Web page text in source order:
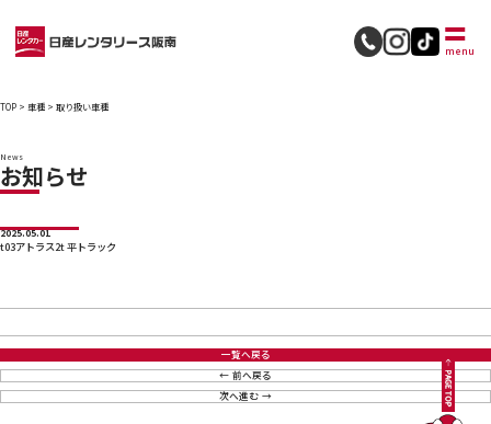
menu
採用情報
TOP > 車種 > 取り扱い車種
News
お知らせ
2025.05.01
t03アトラス2t 平トラック
前へ戻る
一覧へ戻る
次へ進む